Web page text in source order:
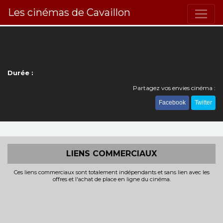
Les cinémas de Cavaillon
Durée :
Partagez vos envies cinéma :
Facebook Twitter
LIENS COMMERCIAUX
Ces liens commerciaux sont totalement indépendants et sans lien avec les
offres et l'achat de place en ligne du cinéma.